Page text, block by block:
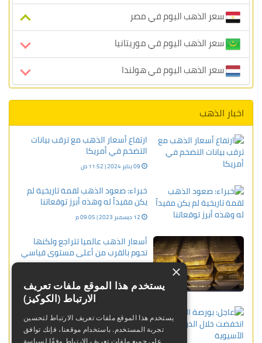
سعر الذهب اليوم في مصر
سعر الذهب اليوم في موريتانيا
سعر الذهب اليوم في هولندا
اخبار الذهب
ارتفاع أسعار الذهب مع ترقب بيانات
التضخم في أمريكا
خبراء: صعود الذهب لقمة تاريخية لم
يكن مفيداً له وهذه أبرز توقعاتنا
أسعار الذهب عالميا تتراجع ولكنها
تحوم بالقرب من أعلى مستوى قياسي
عاجل: بورصة الذهب انخفضت خلال
الدورة الآسيوية
×
يستخدم هذا الموقع ملفات تعريف
الارتباط (الكوكيز)
يستخدم هذا الموقع ملفات تعريف الارتباط لتحسين
تجربة المستخدم. باستخدام موقعنا، فإنك توافق
على جميع ملفات تعريف الارتباط وفقًا لسياسة